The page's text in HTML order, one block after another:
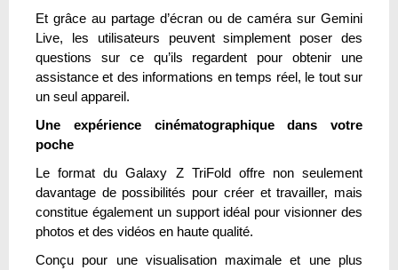
Et grâce au partage d’écran ou de caméra sur Gemini
Live, les utilisateurs peuvent simplement poser des
questions sur ce qu’ils regardent pour obtenir une
assistance et des informations en temps réel, le tout sur
un seul appareil.
Une expérience cinématographique dans votre
poche
Le format du Galaxy Z TriFold offre non seulement
davantage de possibilités pour créer et travailler, mais
constitue également un support idéal pour visionner des
photos et des vidéos en haute qualité.
Conçu pour une visualisation maximale et une plus